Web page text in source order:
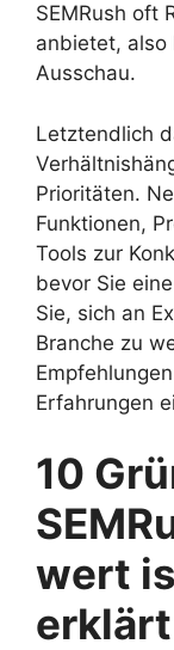
SEMRush oft
anbietet, also
Ausschau.
Letztendlich
Prioritäten.
Funktionen,
Tools zur
bevor Sie
Sie, sich an
Branche zu
Erfahrungen
10
wert
erklärt